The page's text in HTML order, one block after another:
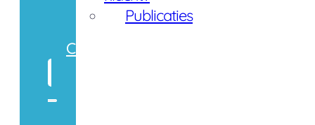
Publicaties
Contact
Zoeken